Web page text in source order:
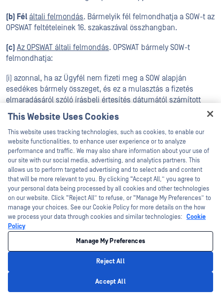
(b) Fél általi felmondás. Bármelyik fél felmondhatja a SOW-t az
OPSWAT feltételeinek 16. szakaszával összhangban.
(c) Az OPSWAT általi felmondás. OPSWAT bármely SOW-t
felmondhatja:
(i) azonnal, ha az Ügyfél nem fizeti meg a SOW alapján
esedékes bármely összeget, és ez a mulasztás a fizetés
elmaradásáról szóló írásbeli értesítés dátumától számított
húsz (20) napig tart; vagy
(ii) harminc (30) napos írásbeli értesítéssel, ha az Ügyfél vagy
az Ügyfél POC harminc (30) egymást követő napon keresztül
nem vesz részt aktívan a munkaterület meghatározásában,
nem nyújtja a szükséges előzetes információkat, vagy más
módon nem biztosítja az OPSWAT számára a Szakmai
szolgáltatások teljesítéséhez szükséges együttműködést,
annak ellenére, hogy OPSWAT ésszerű módon megpróbálja
elérni az Ügyfelet, vagy más módon elősegíti a haladást.
(iii) ha OPSWAT jóhiszeműen úgy véli, hogy az Ügyfél
megsértette a Szakmai Szolgáltatási Feltételeket vagy az
Alkalmazandó jogszabályokat, és az ilyen jogsértés az OPSWAT
értesítését követő harminc (30) napon belül ésszerűen nem
orvosolható.
16. EGYÉB.
This Website Uses Cookies
This website uses tracking technologies, such as cookies, to enable our
website functionalities, to enhance user experience or to analyze
performance and traffic. We may also share information about your use of
our site with our social media, advertising, and analytics partners. This
allows us to perform targeted advertising and to select ads and content
that will be more relevant to you. By clicking “Accept All,” you agree to
your personal data being processed by all cookies and other technologies
on our website. Click “Reject All” to refuse, or “Manage My Preferences” to
manage your choices. See our Cookie Policy for more details on the how
we process your data through cookies and similar technologies: Cookie
Policy
Manage My Preferences
Reject All
Accept All
Hey there!
I'm Ozzy, your OPSWAT virtual assistant.
How can I help you secure what's critical
today?